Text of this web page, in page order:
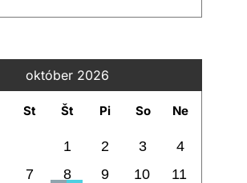
október 2026
St Št Pi So Ne
1 2 3
4
7 8 9 10
11